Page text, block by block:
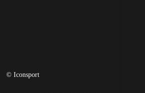
© Iconsport